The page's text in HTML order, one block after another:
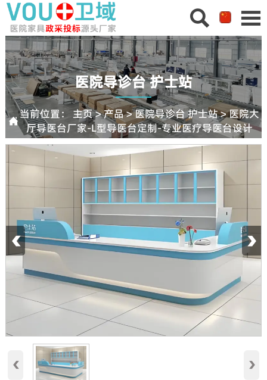
 
医院导诊台 护士站
当前位置： 主页>产品>医院导诊台 护士站>医院大
厅导医台厂家-L型导医台定制-专业医疗导医台设计
‹ ›
‹ ›